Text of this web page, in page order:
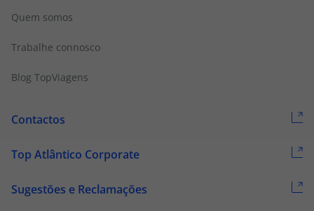
Quem somos
Trabalhe connosco
Blog TopViagens
Contactos
Top Atlântico Corporate
Sugestões e Reclamações